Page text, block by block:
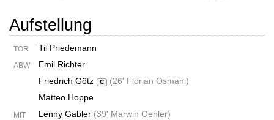
Aufstellung
TOR Til Priedemann
ABW
Emil Richter
Friedrich Götz
C (26' Florian Osmani)
Matteo Hoppe
MIT Lenny Gabler (39' Marwin Oehler)